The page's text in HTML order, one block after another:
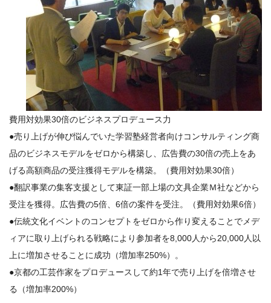
費用対効果30倍のビジネスプロデュース力
●売り上げが伸び悩んでいた学習塾経営者向けコンサルティング商
品のビジネスモデルをゼロから構築し、広告費の30倍の売上をあ
げる高額商品の受注獲得モデルを構築。（費用対効果30倍）
●翻訳事業の集客支援として東証一部上場の文具企業Ｍ社などから
受注を獲得。広告費の5倍、6倍の案件を受注。（費用対効果6倍）
●伝統文化イベントのコンセプトをゼロから作り変えることでメデ
ィアに取り上げられる戦略により参加者を8,000人から20,000人以
上に増加させることに成功（増加率250%）。
●京都の工芸作家をプロデュースして約1年で売り上げを倍増させ
る（増加率200%）